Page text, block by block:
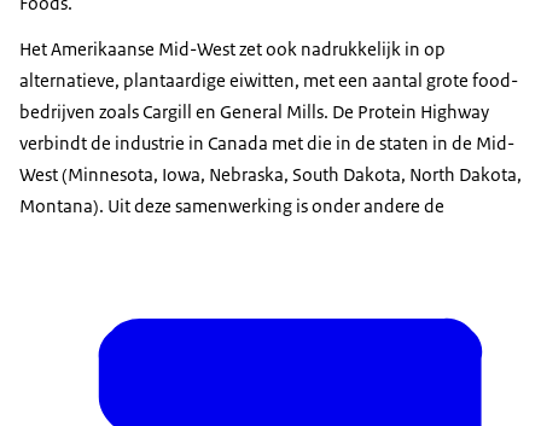
Het Amerikaanse Mid-West zet ook nadrukkelijk in op
alternatieve, plantaardige eiwitten, met een aantal grote food-
bedrijven zoals Cargill en General Mills. De Protein Highway
verbindt de industrie in Canada met die in de staten in de Mid-
West (Minnesota, Iowa, Nebraska, South Dakota, North Dakota,
Montana). Uit deze samenwerking is onder andere de